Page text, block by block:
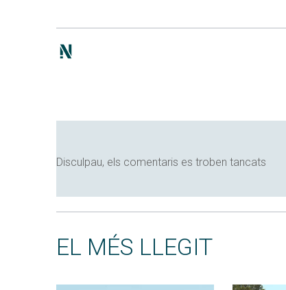
Disculpau, els comentaris es troben tancats
EL MÉS LLEGIT